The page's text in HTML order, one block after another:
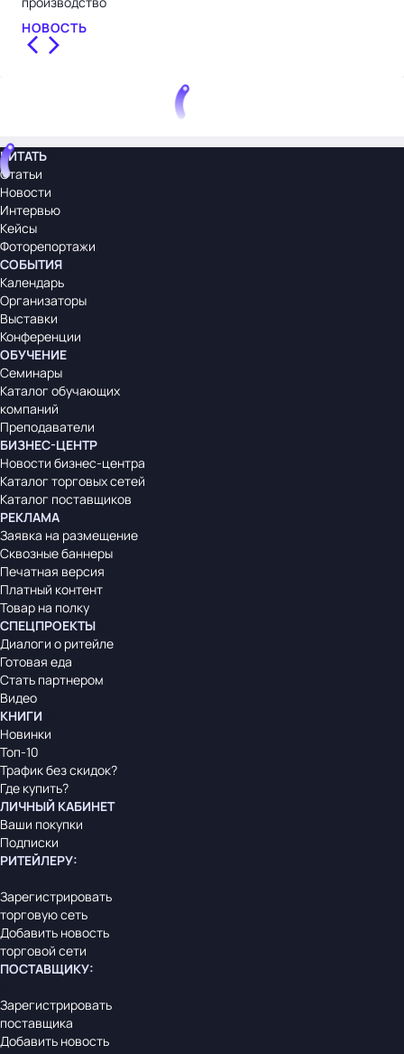
НОВОСТЬ
ЧИТАТЬ
Статьи
Новости
Интервью
Кейсы
Фоторепортажи
СОБЫТИЯ
Календарь
Организаторы
Выставки
Конференции
ОБУЧЕНИЕ
Семинары
Каталог обучающих
компаний
Преподаватели
БИЗНЕС-ЦЕНТР
Новости бизнес-центра
Каталог торговых сетей
Каталог поставщиков
РЕКЛАМА
Заявка на размещение
Сквозные баннеры
Печатная версия
Платный контент
Товар на полку
СПЕЦПРОЕКТЫ
Диалоги о ритейле
Готовая еда
Стать партнером
Видео
КНИГИ
Новинки
Топ-10
Трафик без скидок?
Где купить?
ЛИЧНЫЙ КАБИНЕТ
Ваши покупки
Подписки
РИТЕЙЛЕРУ:
Зарегистрировать
торговую сеть
Добавить новость
торговой сети
ПОСТАВЩИКУ:
Зарегистрировать
поставщика
Добавить новость